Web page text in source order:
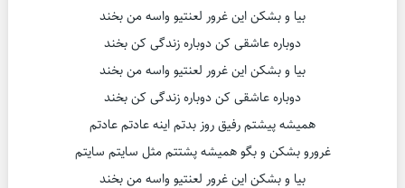
بیا و بشکن این غرور لعنتیو واسه من بخند
دوباره عاشقی کن دوباره زندگی کن بخند
بیا و بشکن این غرور لعنتیو واسه من بخند
دوباره عاشقی کن دوباره زندگی کن بخند
همیشه پیشتم رفیق روز بدتم اینه عادتم عادتم
غرورو بشکن و بگو همیشه پشتتم مثل سایتم سایتم
بیا و بشکن این غرور لعنتیو واسه من بخند